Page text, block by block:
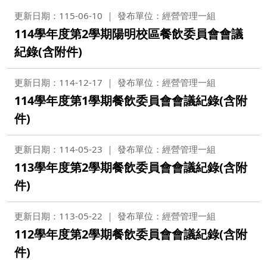
更新日期：115-06-10 發布單位：經營管理一組
114學年度第2學期陽明校區餐飲委員會會議
紀錄(含附件)
更新日期：114-12-17 發布單位：經營管理一組
114學年度第1學期餐飲委員會會議紀錄(含附
件)
更新日期：114-05-23 發布單位：經營管理一組
113學年度第2學期餐飲委員會會議紀錄(含附
件)
更新日期：113-05-22 發布單位：經營管理一組
112學年度第2學期餐飲委員會會議紀錄(含附
件)